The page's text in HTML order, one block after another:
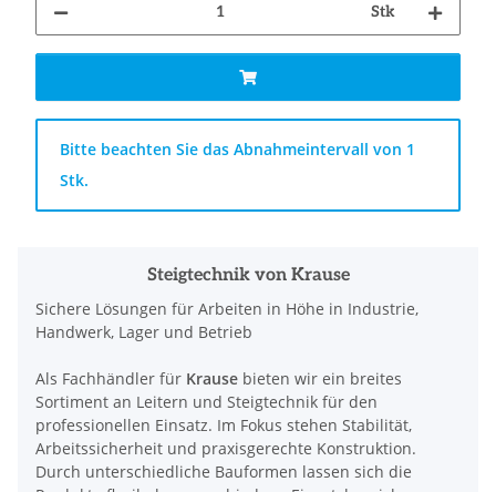
Stk
x
Bitte beachten Sie das Abnahmeintervall von 1
Stk.
Steigtechnik von Krause
Sichere Lösungen für Arbeiten in Höhe in Industrie,
Handwerk, Lager und Betrieb
Als Fachhändler für Krause bieten wir ein breites
Sortiment an Leitern und Steigtechnik für den
professionellen Einsatz. Im Fokus stehen Stabilität,
Arbeitssicherheit und praxisgerechte Konstruktion.
Durch unterschiedliche Bauformen lassen sich die